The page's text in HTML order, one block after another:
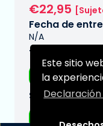
Este sitio
la
€22,95
Fecha de
N/A
Tipo:
Figuras
Serie:
Hatsune